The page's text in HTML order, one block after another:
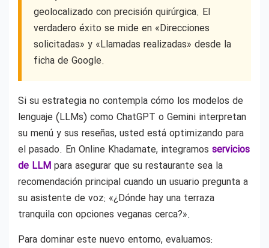
geolocalizado con precisión quirúrgica. El
verdadero éxito se mide en «Direcciones
solicitadas» y «Llamadas realizadas» desde la
ficha de Google.
Si su estrategia no contempla cómo los modelos de
lenguaje (LLMs) como ChatGPT o Gemini interpretan
su menú y sus reseñas, usted está optimizando para
el pasado. En Online Khadamate, integramos servicios
de LLM para asegurar que su restaurante sea la
recomendación principal cuando un usuario pregunta a
su asistente de voz: «¿Dónde hay una terraza
tranquila con opciones veganas cerca?».
Para dominar este nuevo entorno, evaluamos: